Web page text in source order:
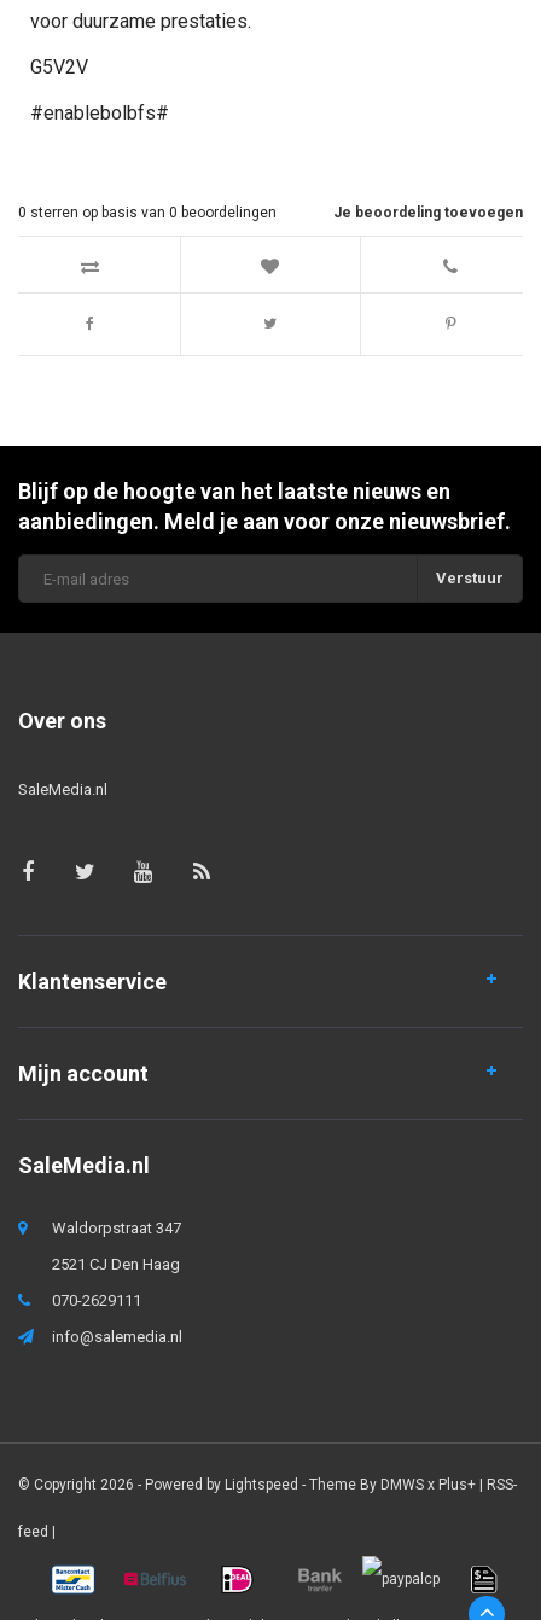
voor duurzame prestaties.
G5V2V
#enablebolbfs#
Je beoordeling toevoegen
0 sterren op basis van 0 beoordelingen
Blijf op de hoogte van het laatste nieuws en
aanbiedingen. Meld je aan voor onze nieuwsbrief.
Verstuur
Over ons
SaleMedia.nl
Klantenservice
Mijn account
SaleMedia.nl
Waldorpstraat 347
2521 CJ Den Haag
070-2629111
info@salemedia.nl
© Copyright 2026 - Powered by Lightspeed - Theme By DMWS x Plus+ RSS-
feed